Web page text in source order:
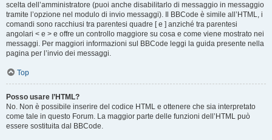
scelta dell’amministratore (puoi anche disabilitarlo di messaggio in messaggio
tramite l’opzione nel modulo di invio messaggi). Il BBCode è simile all’HTML, i
comandi sono racchiusi tra parentesi quadre [ e ] anziché tra parentesi
angolari < e > e offre un controllo maggiore su cosa e come viene mostrato nei
messaggi. Per maggiori informazioni sul BBCode leggi la guida presente nella
pagina per l’invio dei messaggi.
Top
Posso usare l’HTML?
No. Non è possibile inserire del codice HTML e ottenere che sia interpretato
come tale in questo Forum. La maggior parte delle funzioni dell’HTML può
essere sostituita dal BBCode.